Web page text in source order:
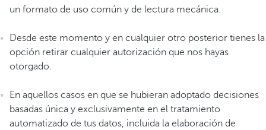
un formato de uso común y de lectura mecánica.
Desde este momento y en cualquier otro posterior tienes la
opción retirar cualquier autorización que nos hayas
otorgado.
En aquellos casos en que se hubieran adoptado decisiones
basadas única y exclusivamente en el tratamiento
automatizado de tus datos, incluida la elaboración de